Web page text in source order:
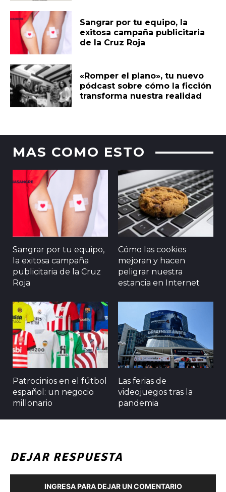
Sangrar por tu equipo, la
exitosa campaña publicitaria
de la Cruz Roja
«Romper el plano», tu nuevo
pódcast sobre cómo la ficción
transforma nuestra realidad
MAS COMO ESTO
Sangrar por tu equipo,
la exitosa campaña
publicitaria de la Cruz
Roja
Cómo las cookies
mejoran y hacen
peligrar nuestra
estancia en Internet
Patrocinios en el fútbol
español: un negocio
millonario
Las ferias de
videojuegos tras la
pandemia
DEJAR RESPUESTA
INGRESA PARA DEJAR UN COMENTARIO